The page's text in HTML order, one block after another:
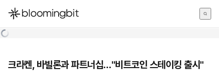
한국어
크라켄, 바빌론과 파트너십…"비트코인 스테이킹 출시"